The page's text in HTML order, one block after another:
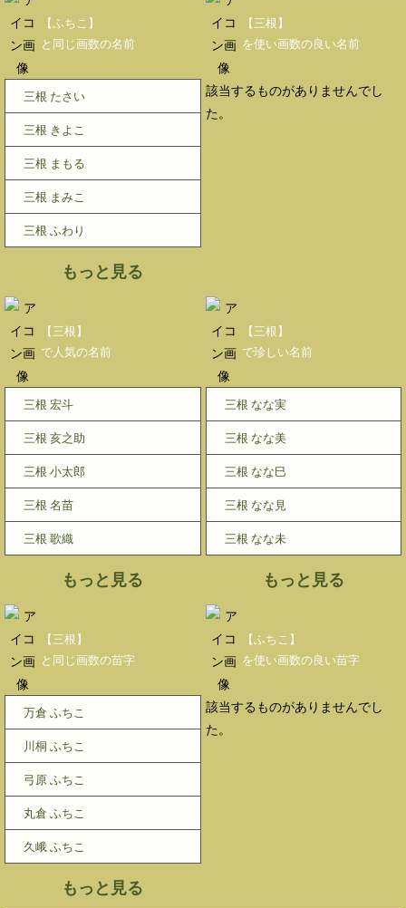
【ふちこ】
と同じ画数の名前
三根 たさい
三根 きよこ
三根 まもる
三根 まみこ
三根 ふわり
もっと見る
【三根】
を使い画数の良い名前
該当するものがありませんでし
た。
【三根】
で人気の名前
三根 宏斗
三根 亥之助
三根 小太郎
三根 名苗
三根 歌織
もっと見る
【三根】
で珍しい名前
三根 なな実
三根 なな美
三根 なな巳
三根 なな見
三根 なな未
もっと見る
【三根】
と同じ画数の苗字
万倉 ふちこ
川桐 ふちこ
弓原 ふちこ
丸倉 ふちこ
久峨 ふちこ
もっと見る
【ふちこ】
を使い画数の良い苗字
該当するものがありませんでし
た。